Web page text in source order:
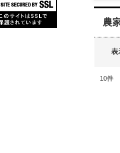
農
表
10件